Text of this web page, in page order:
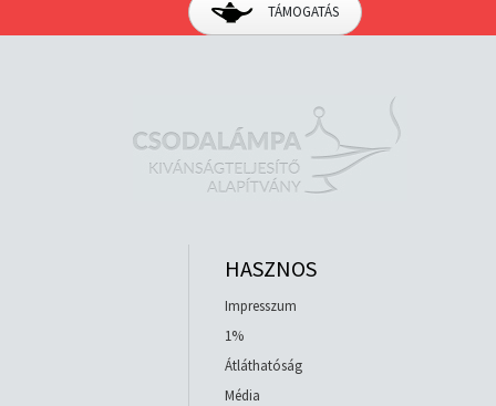
TÁMOGATÁS
HASZNOS
Impresszum
1%
Átláthatóság
Média